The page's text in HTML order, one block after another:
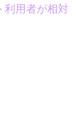
利用者が相対